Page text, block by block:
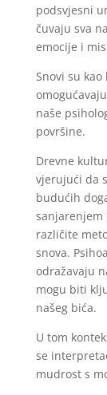
podsvjesni
čuvaju sva
emocije i
Snovi su
naše
površine.
Drevne
vjerujući da
budućih
sanjarenjem
različite
snova.
odražavaju
mogu biti
našeg bića.
U tom
se
mudrost s